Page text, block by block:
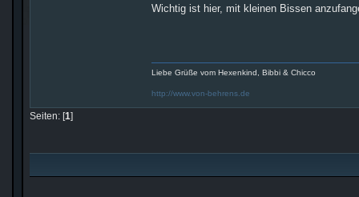
Wichtig ist hier, mit kleinen Bissen
Liebe Grüße vom Hexenkind, Bibbi & Chicco
http://www.von-behrens.de
Seiten: [1]